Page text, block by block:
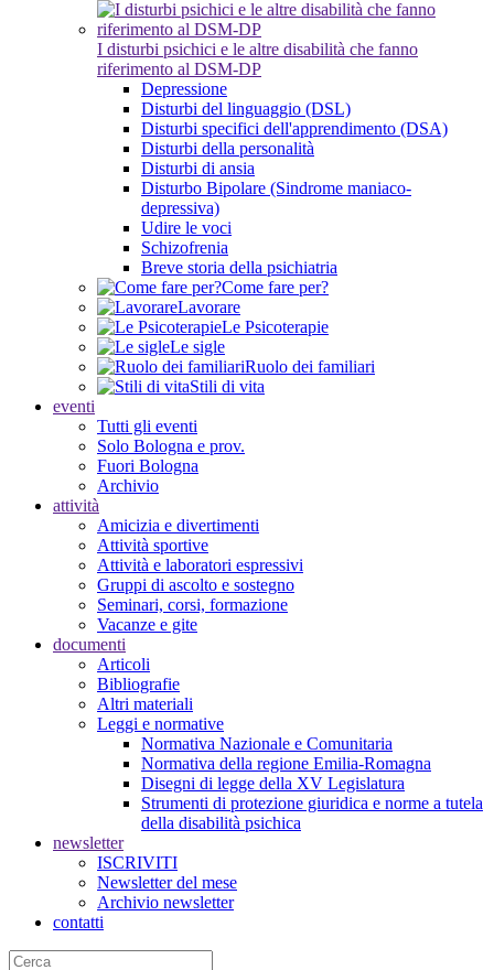
I disturbi psichici e le altre disabilità che fanno
riferimento al DSM-DP
Depressione
Disturbi del linguaggio (DSL)
Disturbi specifici dell'apprendimento (DSA)
Disturbi della personalità
Disturbi di ansia
Disturbo Bipolare (Sindrome maniaco-
depressiva)
Udire le voci
Schizofrenia
Breve storia della psichiatria
Come fare per?
Lavorare
Le Psicoterapie
Le sigle
Ruolo dei familiari
Stili di vita
eventi
Tutti gli eventi
Solo Bologna e prov.
Fuori Bologna
Archivio
attività
Amicizia e divertimenti
Attività sportive
Attività e laboratori espressivi
Gruppi di ascolto e sostegno
Seminari, corsi, formazione
Vacanze e gite
documenti
Articoli
Bibliografie
Altri materiali
Leggi e normative
Normativa Nazionale e Comunitaria
Normativa della regione Emilia-Romagna
Disegni di legge della XV Legislatura
Strumenti di protezione giuridica e norme a tutela
della disabilità psichica
newsletter
ISCRIVITI
Newsletter del mese
Archivio newsletter
contatti